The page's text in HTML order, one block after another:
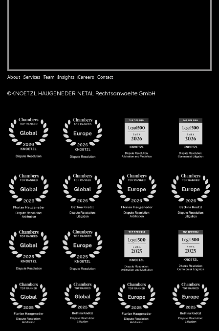
About Services Team Insights Careers Contact
©KNOETZL HAUGENEDER NETAL Rechtsanwaelte GmbH